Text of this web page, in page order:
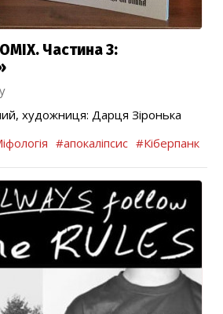
Частина 3:
художниця: Дарця Зіронька
#апокаліпсис #Кіберпанк